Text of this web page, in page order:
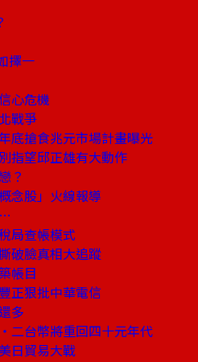
擇一
心危機
戰爭
底搶食兆元市場計畫曝光
指望邱正雄有大動作
？
念股」火線報導
局查帳模式
破臉真相大追蹤
帳目
正狠批中華電信
多
二台幣將重回四十元年代
日貿易大戰